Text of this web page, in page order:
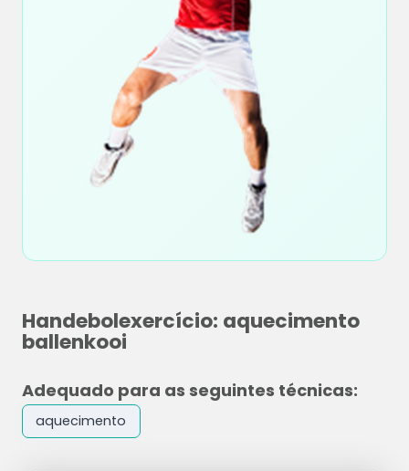
Handebolexercício: aquecimento
ballenkooi
Adequado para as seguintes técnicas:
aquecimento